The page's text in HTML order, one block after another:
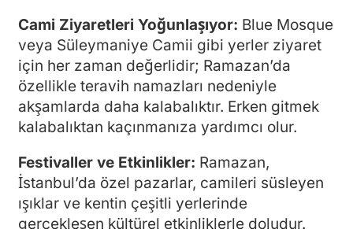
Cami Ziyaretleri Yoğunlaşıyor: Blue Mosque
veya Süleymaniye Camii gibi yerler ziyaret
için her zaman değerlidir; Ramazan’da
özellikle teravih namazları nedeniyle
akşamlarda daha kalabalıktır. Erken gitmek
kalabalıktan kaçınmanıza yardımcı olur.
Festivaller ve Etkinlikler: Ramazan,
İstanbul’da özel pazarlar, camileri süsleyen
ışıklar ve kentin çeşitli yerlerinde
gerçekleşen kültürel etkinliklerle doludur.